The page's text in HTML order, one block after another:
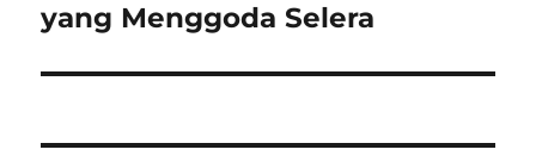
yang Menggoda Selera